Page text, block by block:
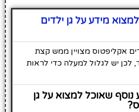
מידע על גן ילדים
אקליפטוס מצויין ממש קצת
לכן יש לגלול למעלה כדי לראות
שאוכל למצוא על גן